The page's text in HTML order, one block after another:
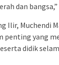
dan bangsa,”
Ilir, Muchendi
yang
didik